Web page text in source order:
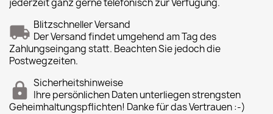
jederzeit ganz gerne telefonisch zur Verfügung.
Blitzschneller Versand
Der Versand findet umgehend am Tag des
Zahlungseingang statt. Beachten Sie jedoch die
Postwegzeiten.
Sicherheitshinweise
Ihre persönlichen Daten unterliegen strengsten
Geheimhaltungspflichten! Danke für das Vertrauen :-)